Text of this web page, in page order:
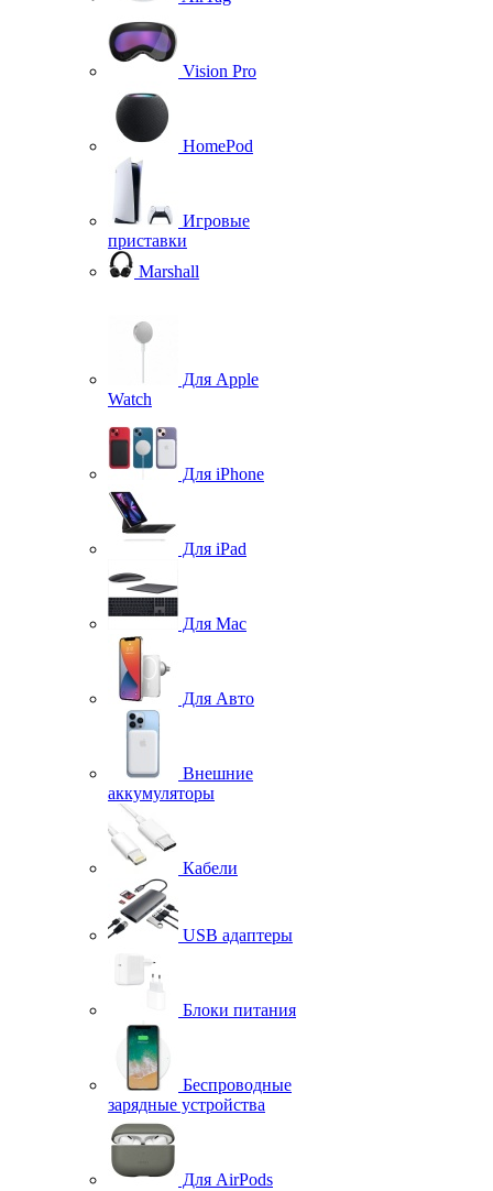
Vision Pro
HomePod
Игровые
приставки
Marshall
Для Apple
Watch
Для iPhone
Для iPad
Для Mac
Для Авто
Внешние
аккумуляторы
Кабели
USB адаптеры
Блоки питания
Беспроводные
зарядные устройства
Для AirPods